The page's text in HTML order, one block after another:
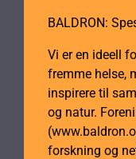
BALDRON:
Vi er en ideell
fremme helse,
inspirere til
og natur.
forskning og